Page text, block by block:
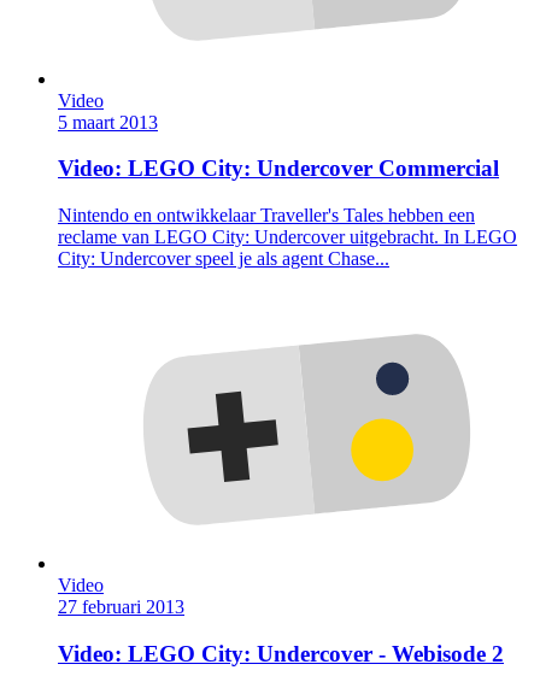
Video
5 maart 2013
Video: LEGO City: Undercover Commercial
Nintendo en ontwikkelaar Traveller's Tales hebben een
reclame van LEGO City: Undercover uitgebracht. In LEGO
City: Undercover speel je als agent Chase...
Video
27 februari 2013
Video: LEGO City: Undercover - Webisode 2